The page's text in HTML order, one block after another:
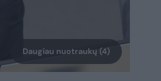
Daugiau nuotraukų (4)